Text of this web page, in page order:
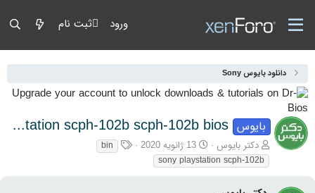
ورود ثبت نام
دانلود بایوس Sony
بایوس sony playstation scph-102b scph-102b bios
آغازگر گفتمان
دکتر بایوس تاریخ شروع
13 ژانویه 2020 برچسب‌ها
bin
sony playstation scph-102b